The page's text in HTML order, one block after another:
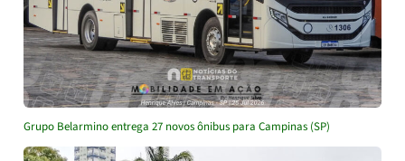
Grupo Belarmino entrega 27 novos ônibus para Campinas (SP)